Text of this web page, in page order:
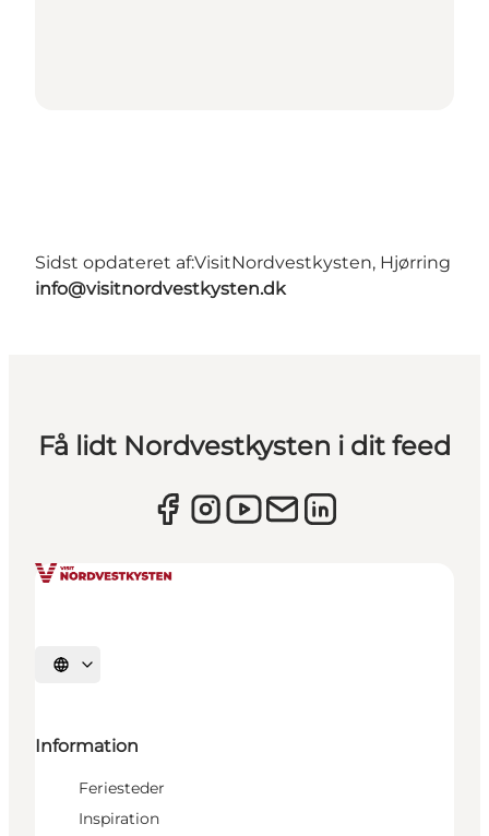
Sidst opdateret af:VisitNordvestkysten, Hjørring
info@visitnordvestkysten.dk
Få lidt Nordvestkysten i dit feed
Vælg sprog
Information
Feriesteder
Inspiration